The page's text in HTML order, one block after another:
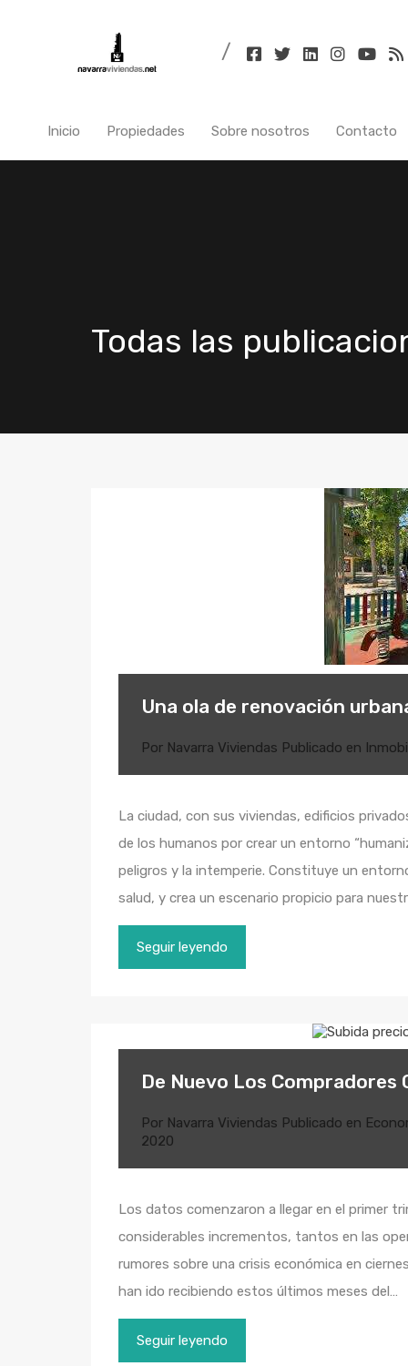
Inicio Propiedades Sobre nosotros Contacto
Todas las
Una ola de renovación
Por Navarra Viviendas Publicado en
La ciudad, con sus viviendas, edificios
de los humanos por crear un entorno
peligros y la intemperie. Constituye un
salud, y crea un escenario propicio para
Seguir leyendo
De Nuevo Los Compradores
Por Navarra Viviendas Publicado en
2020
Los datos comenzaron a llegar en el primer
considerables incrementos, tantos en las
rumores sobre una crisis económica en
han ido recibiendo estos últimos meses del…
Seguir leyendo